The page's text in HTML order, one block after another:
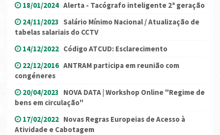
18/01/2024 Alerta - Tacógrafo inteligente 2ª geração
24/11/2023 Salário Mínimo Nacional / Atualização de
tabelas salariais do CCTV
14/12/2022 Código ATCUD: Esclarecimento
22/12/2016 ANTRAM participa em reunião com
congéneres
20/04/2023 NOVA DATA | Workshop Online "Regime de
bens em circulação"
17/02/2022 Novas Regras Europeias de Acesso à
Atividade e Cabotagem